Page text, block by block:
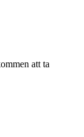
att ta